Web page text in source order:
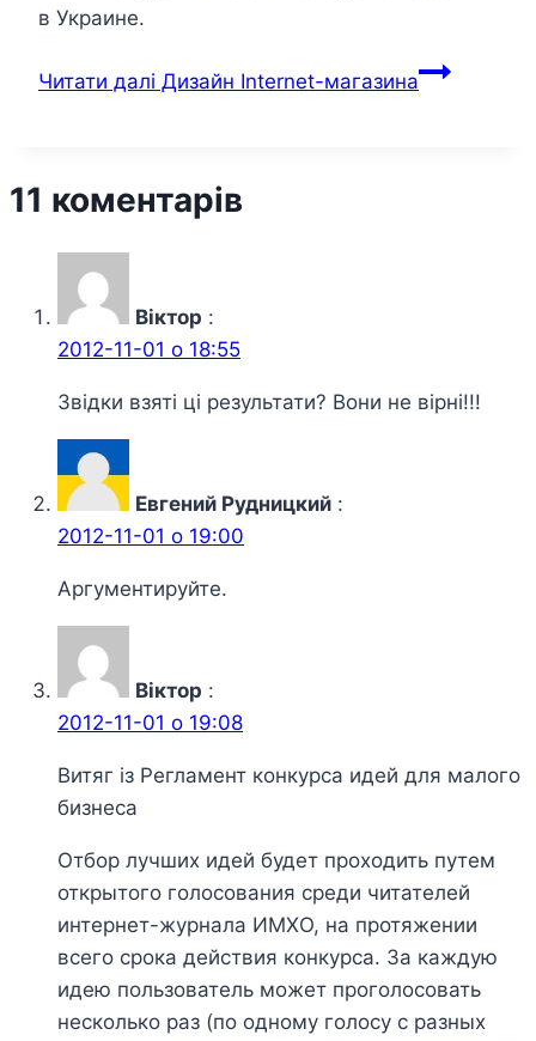
в Украине.
Читати далі Дизайн Internet-магазина
11 коментарів
Віктор :
2012-11-01 о 18:55
Звідки взяті ці результати? Вони не вірні!!!
Евгений Рудницкий :
2012-11-01 о 19:00
Аргументируйте.
Віктор :
2012-11-01 о 19:08
Витяг із Регламент конкурса идей для малого
бизнеса
Отбор лучших идей будет проходить путем
открытого голосования среди читателей
интернет-журнала ИМХО, на протяжении
всего срока действия конкурса. За каждую
идею пользователь может проголосовать
несколько раз (по одному голосу с разных